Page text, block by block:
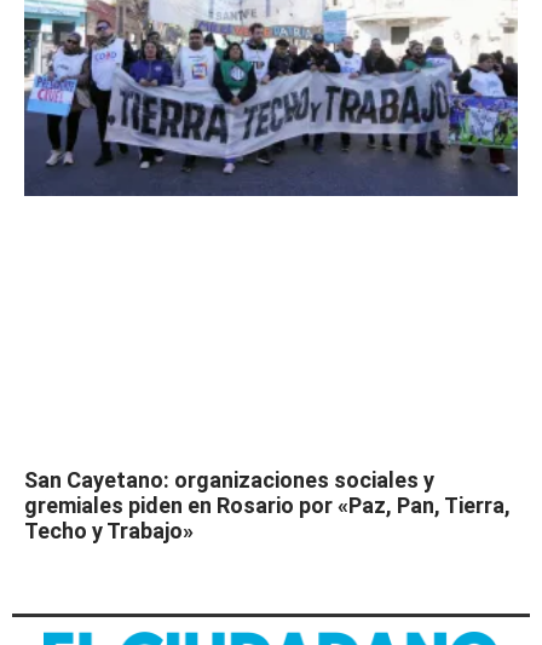
San Cayetano: organizaciones sociales y
gremiales piden en Rosario por «Paz, Pan, Tierra,
Techo y Trabajo»